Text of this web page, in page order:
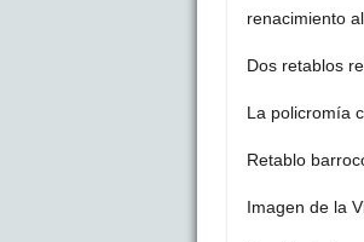
renacimiento
Dos retablos
La policromía
Retablo
Imagen de la